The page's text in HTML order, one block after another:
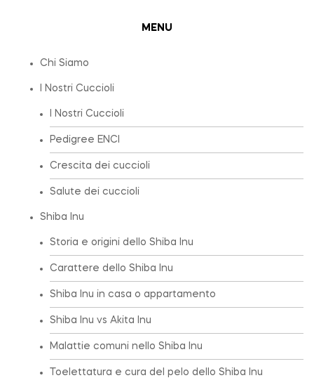
MENU
Chi Siamo
I Nostri Cuccioli
I Nostri Cuccioli
Pedigree ENCI
Crescita dei cuccioli
Salute dei cuccioli
Shiba Inu
Storia e origini dello Shiba Inu
Carattere dello Shiba Inu
Shiba Inu in casa o appartamento
Shiba Inu vs Akita Inu
Malattie comuni nello Shiba Inu
Toelettatura e cura del pelo dello Shiba Inu